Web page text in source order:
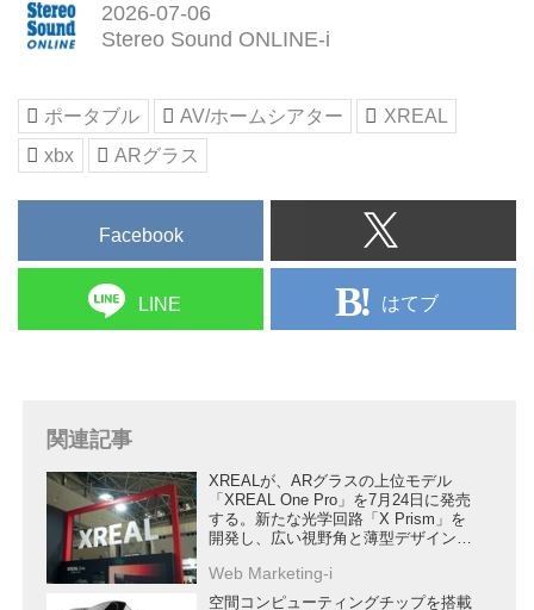
の体験へ。
2026-07-06
Stereo Sound ONLINE-i
ポータブル AV/ホームシアター
XREAL
xbx
ARグラス
Facebook
LINE はてブ
関連記事
XREALが、ARグラスの上位モデル
「XREAL One Pro」を7月24日に発売
する。新たな光学回路「X Prism」を
開発し、広い視野角と薄型デザインを
Web Marketing-i
空間コンピューティングチップを搭載